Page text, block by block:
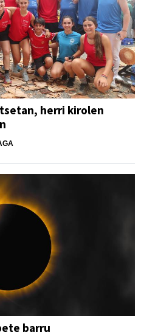
herri kirolen
barru